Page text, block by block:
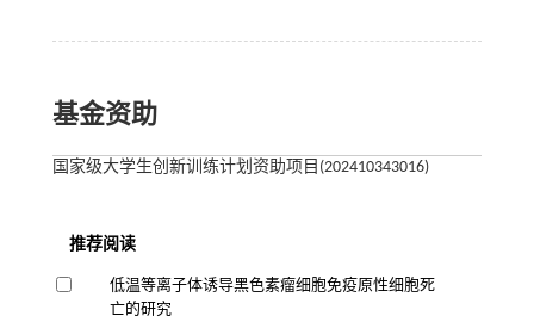
基金资助
国家级大学生创新训练计划资助项目(202410343016)